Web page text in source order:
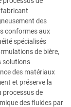
fabricant
des
conformes aux
spécialisés
de bière,
solutions
des matériaux
et préserve la
processus de
des fluides par